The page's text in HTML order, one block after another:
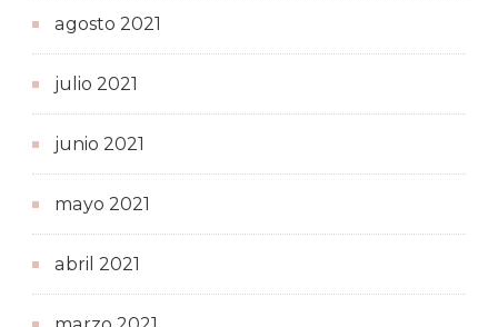
agosto 2021
julio 2021
junio 2021
mayo 2021
abril 2021